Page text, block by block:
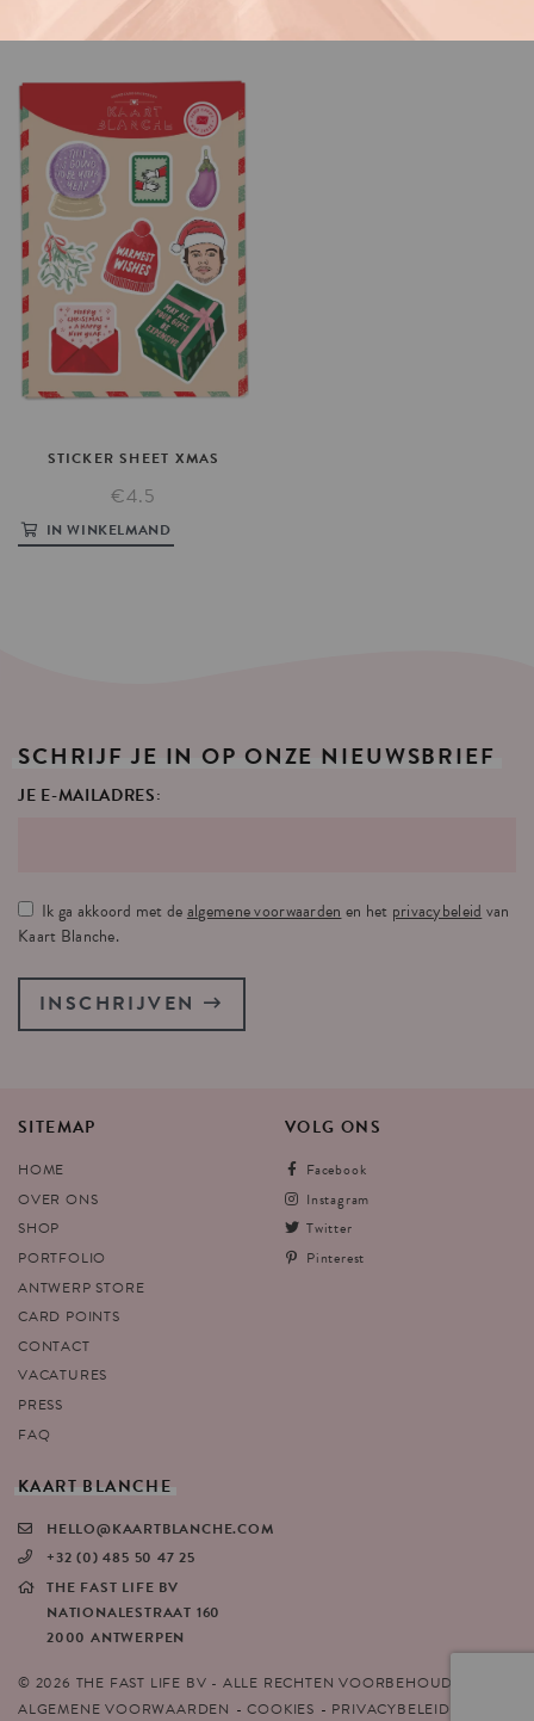
IN WINKELMAND IN WINKELMAND
STICKER SHEET XMAS
€4.5
IN WINKELMAND
SCHRIJF JE IN OP ONZE NIEUWSBRIEF
JE E-MAILADRES:
Ik ga akkoord met dealgemene voorwaarden en het privacybeleid van
Kaart Blanche.
INSCHRIJVEN
SITEMAP
HOME
OVER ONS
SHOP
PORTFOLIO
ANTWERP STORE
CARD POINTS
CONTACT
VACATURES
PRESS
FAQ
VOLG ONS
Facebook
Instagram
Twitter
Pinterest
KAART BLANCHE
HELLO@KAARTBLANCHE.COM
+32 (0) 485 50 47 25
THE FAST LIFE BV
NATIONALESTRAAT 160
2000 ANTWERPEN
© 2026 THE FAST LIFE BV - ALLE RECHTEN VOORBEHOUDEN
ALGEMENE VOORWAARDEN
COOKIES PRIVACYBELEID